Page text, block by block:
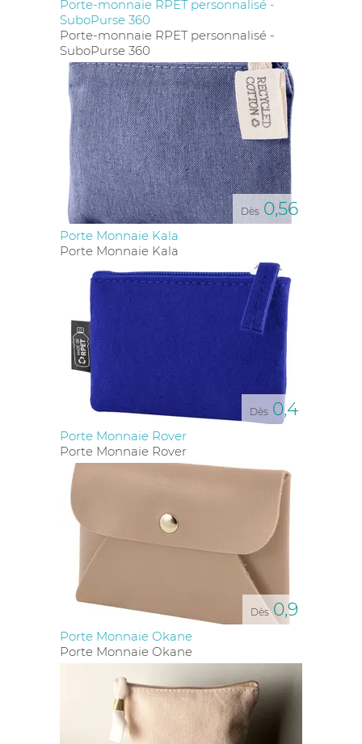
Porte-monnaie RPET personnalisé -
SuboPurse 360
Porte-monnaie RPET personnalisé -
SuboPurse 360
Dès 0,56
Porte Monnaie Kala
Porte Monnaie Kala
Dès 0,4
Porte Monnaie Rover
Porte Monnaie Rover
Dès 0,9
Porte Monnaie Okane
Porte Monnaie Okane